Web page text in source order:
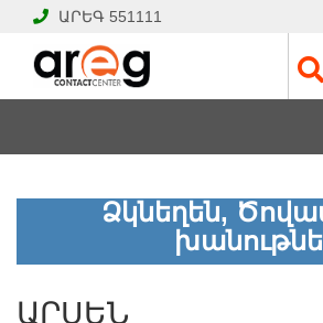
ԱՐԵԳ 551111
ԱՐՍԵՆ
ՀՈՎՀԱՆՆԻՍՅԱՆՁկնեղեն,
ԱՐՍԵՆ